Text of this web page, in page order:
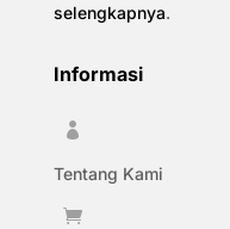
selengkapnya.
Informasi

Tentang Kami
